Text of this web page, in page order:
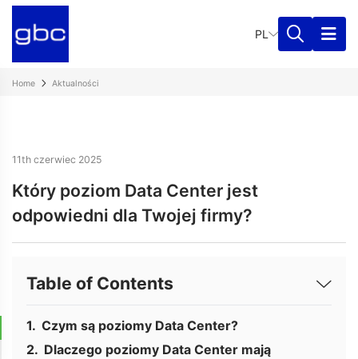
PL
Home Aktualności
11th czerwiec 2025
Który poziom Data Center jest
odpowiedni dla Twojej firmy?
Table of Contents
Czym są poziomy Data Center?
Dlaczego poziomy Data Center mają